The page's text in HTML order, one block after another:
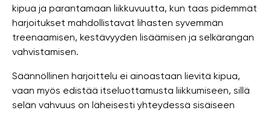
kipua ja parantamaan liikkuvuutta, kun taas pidemmät
harjoitukset mahdollistavat lihasten syvemmän
treenaamisen, kestävyyden lisäämisen ja selkärangan
vahvistamisen.
Säännöllinen harjoittelu ei ainoastaan ​​lievitä kipua,
vaan myös edistää itseluottamusta liikkumiseen, sillä
selän vahvuus on läheisesti yhteydessä sisäiseen